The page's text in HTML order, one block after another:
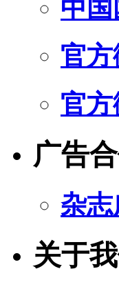
中
官
官
广告
杂志
关于